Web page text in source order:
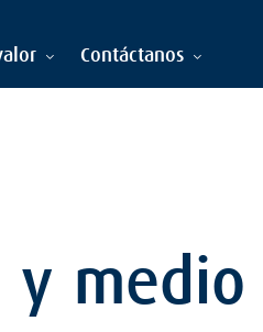
Contáctanos
y medio